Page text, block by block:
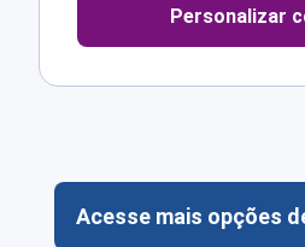
Personalizar
Acesse mais opções